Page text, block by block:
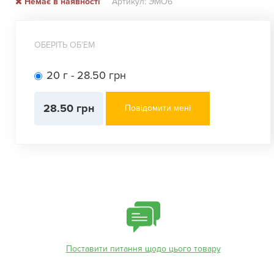
ОБЕРІТЬ ОБʼЕМ
20 г - 28.50 грн
28.50 грн Повідомити мені
Поставити питання щодо цього товару